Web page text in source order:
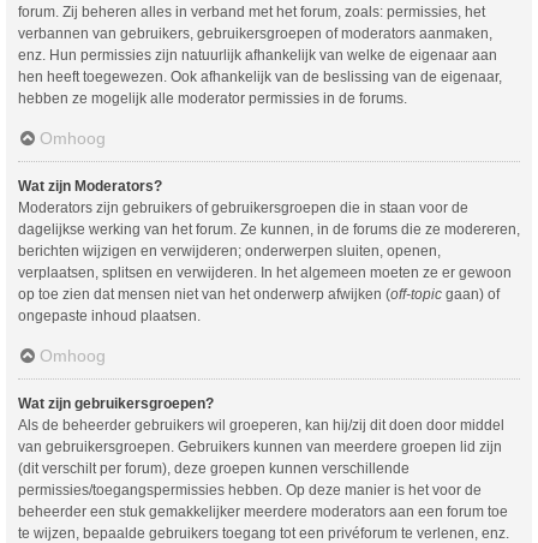
forum. Zij beheren alles in verband met het forum, zoals: permissies, het
verbannen van gebruikers, gebruikersgroepen of moderators aanmaken,
enz. Hun permissies zijn natuurlijk afhankelijk van welke de eigenaar aan
hen heeft toegewezen. Ook afhankelijk van de beslissing van de eigenaar,
hebben ze mogelijk alle moderator permissies in de forums.
Omhoog
Wat zijn Moderators?
Moderators zijn gebruikers of gebruikersgroepen die in staan voor de
dagelijkse werking van het forum. Ze kunnen, in de forums die ze modereren,
berichten wijzigen en verwijderen; onderwerpen sluiten, openen,
verplaatsen, splitsen en verwijderen. In het algemeen moeten ze er gewoon
op toe zien dat mensen niet van het onderwerp afwijken (off-topic gaan) of
ongepaste inhoud plaatsen.
Omhoog
Wat zijn gebruikersgroepen?
Als de beheerder gebruikers wil groeperen, kan hij/zij dit doen door middel
van gebruikersgroepen. Gebruikers kunnen van meerdere groepen lid zijn
(dit verschilt per forum), deze groepen kunnen verschillende
permissies/toegangspermissies hebben. Op deze manier is het voor de
beheerder een stuk gemakkelijker meerdere moderators aan een forum toe
te wijzen, bepaalde gebruikers toegang tot een privéforum te verlenen, enz.